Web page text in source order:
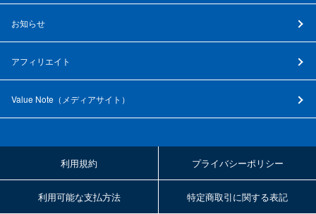
お知らせ
アフィリエイト
Value Note（ メディアサイト ）
利用規約 プライバシーポリシー
利用可能な支払方法 特定商取引に関する表記